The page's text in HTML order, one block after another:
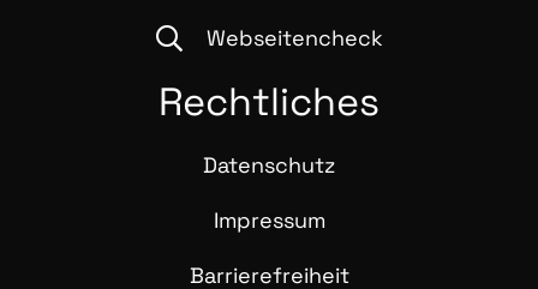
Webseitencheck
Recht­li­ches
Daten­schutz
Impres­sum
Bar­rie­re­frei­heit